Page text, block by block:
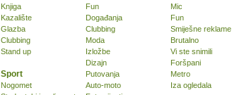
Knjiga
Kazalište
Glazba
Clubbing
Stand up
Sport
Nogomet
Fun
Događanja
Clubbing
Moda
Izložbe
Dizajn
Putovanja
Auto-moto
Mic
Fun
Smiješne reklame
Brutalno
Vi ste snimili
Foršpani
Metro
Iza ogledala